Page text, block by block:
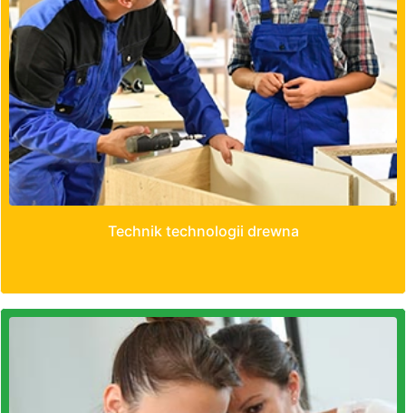
Technik technologii drewna